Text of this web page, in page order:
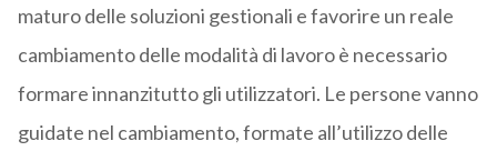
maturo delle soluzioni gestionali e favorire un reale
cambiamento delle modalità di lavoro è necessario
formare innanzitutto gli utilizzatori. Le persone vanno
guidate nel cambiamento, formate all’utilizzo delle